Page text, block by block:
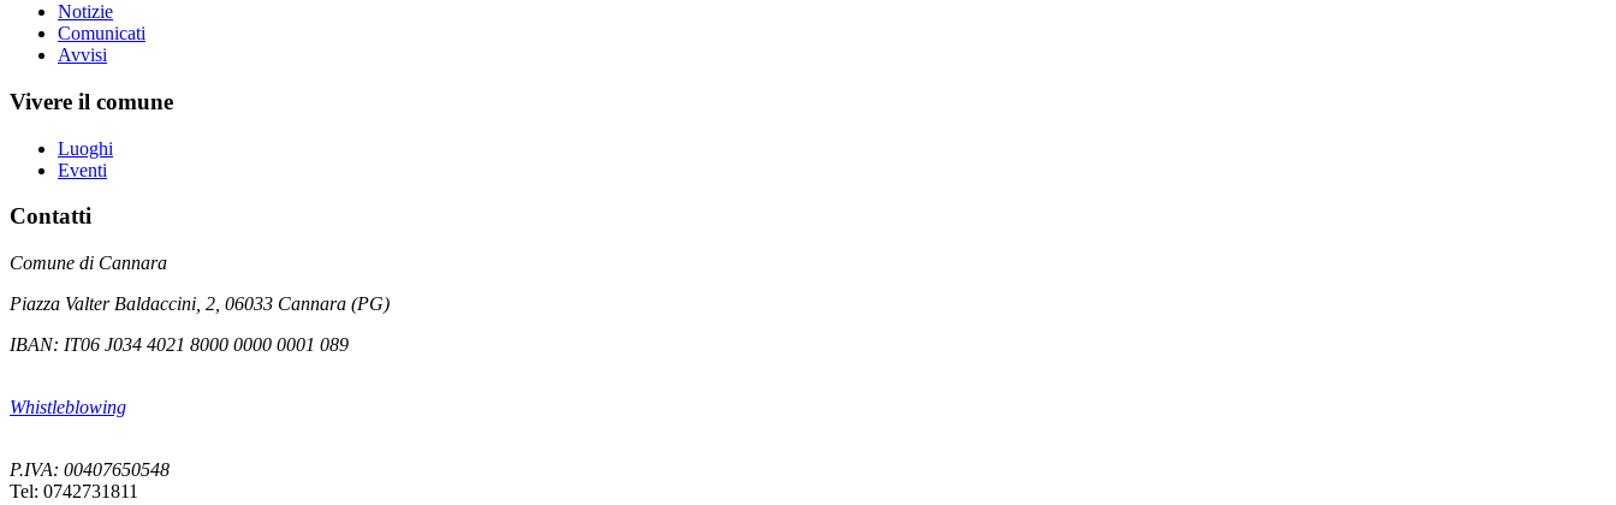
Notizie
Comunicati
Avvisi
Vivere il comune
Luoghi
Eventi
Contatti
Comune di Cannara
Piazza Valter Baldaccini, 2, 06033 Cannara (PG)
IBAN: IT06 J034 4021 8000 0000 0001 089
Whistleblowing
P.IVA: 00407650548
Tel: 0742731811